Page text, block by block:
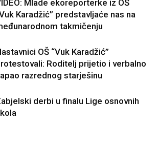
Mlade ekoreporterke iz OŠ
Karadžić” predstavljaće nas na
takmičenju
OŠ “Vuk Karadžić”
Roditelj prijetio i verbalno
razrednog starješinu
derbi u finalu Lige osnovnih